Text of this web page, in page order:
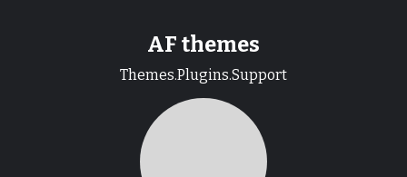
AF themes
Themes.Plugins.Support